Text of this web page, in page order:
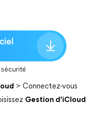
sécurité
> Connectez-vous
Gestion d'iCloud